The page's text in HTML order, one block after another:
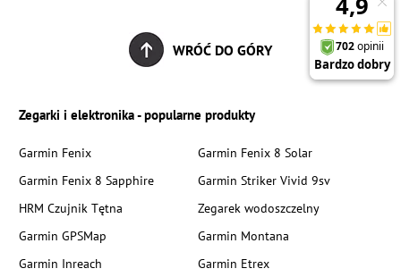
WRÓĆ DO GÓRY
Zegarki i elektronika - popularne produkty
Garmin Fenix
Garmin Fenix 8 Solar
Garmin Fenix 8 Sapphire
Garmin Striker Vivid 9sv
HRM Czujnik Tętna
Zegarek wodoszczelny
Garmin GPSMap
Garmin Montana
Garmin Inreach
Garmin Etrex